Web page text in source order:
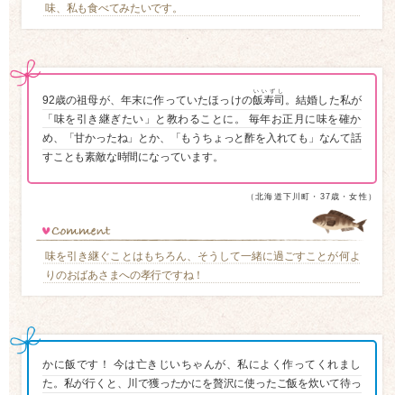
味、私も食べてみたいです。
92歳の祖母が、年末に作っていたほっけの飯寿司
いいずし
。結婚した私が
「味を引き継ぎたい」と教わることに。 毎年お正月に味を確か
め、「甘かったね」とか、「もうちょっと酢を入れても」なんて話
すことも素敵な時間になっています。
（北海道下川町・37歳・女性）
味を引き継ぐことはもちろん、そうして一緒に過ごすことが何よ
りのおばあさまへの孝行ですね！
かに飯です！ 今は亡きじいちゃんが、私によく作ってくれまし
た。私が行くと、川で獲ったかにを贅沢に使ったご飯を炊いて待っ